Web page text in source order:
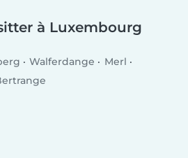
à Luxembourg
Walferdange
Merl